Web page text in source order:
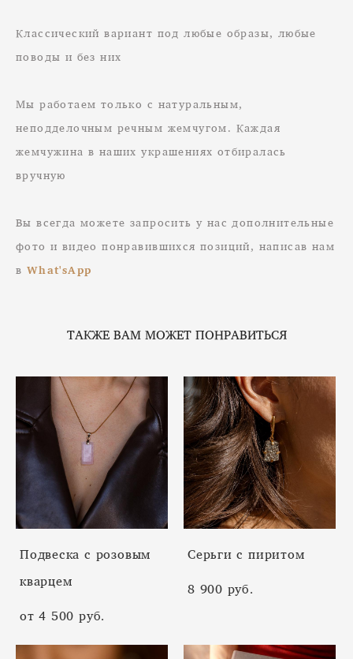
Классический вариант под любые образы, любые
поводы и без них
Мы работаем только с натуральным,
неподделочным речным жемчугом. Каждая
жемчужина в наших украшениях отбиралась
вручную
Вы всегда можете запросить у нас дополнительные
фото и видео понравившихся позиций, написав нам
в What'sApp
ТАКЖЕ ВАМ МОЖЕТ ПОНРАВИТЬСЯ
Подвеска с розовым
кварцем
от 4 500 pуб.
Серьги с пиритом
8 900 pуб.